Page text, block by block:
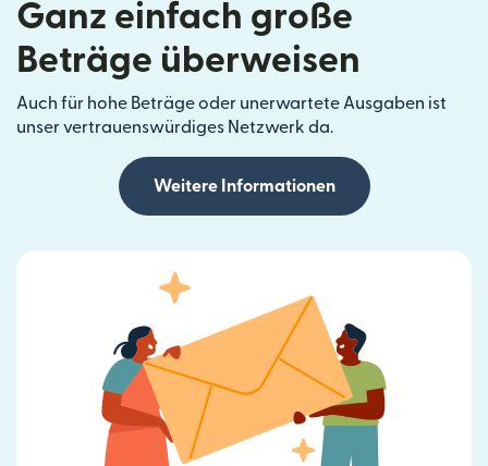
Ganz einfach große
Beträge überweisen
Auch für hohe Beträge oder unerwartete Ausgaben ist
unser vertrauenswürdiges Netzwerk da.
Weitere Informationen